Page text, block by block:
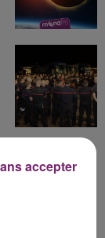
accepter